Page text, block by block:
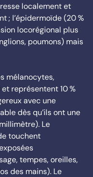
localement et
; l’épidermoïde (20 %
locorégional plus
poumons) mais
mélanocytes,
et représentent 10 %
avec une
dès qu’ils ont une
Le
touchent
tempes, oreilles,
des mains). Le